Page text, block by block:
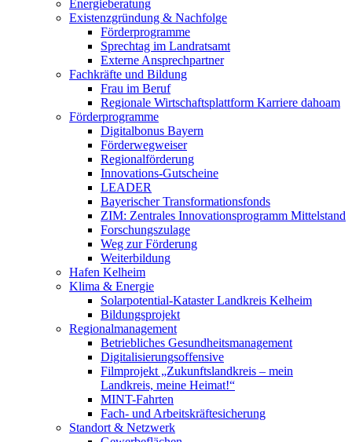
Energieberatung
Existenzgründung & Nachfolge
Förderprogramme
Sprechtag im Landratsamt
Externe Ansprechpartner
Fachkräfte und Bildung
Frau im Beruf
Regionale Wirtschaftsplattform Karriere dahoam
Förderprogramme
Digitalbonus Bayern
Förderwegweiser
Regionalförderung
Innovations-Gutscheine
LEADER
Bayerischer Transformationsfonds
ZIM: Zentrales Innovationsprogramm Mittelstand
Forschungszulage
Weg zur Förderung
Weiterbildung
Hafen Kelheim
Klima & Energie
Solarpotential-Kataster Landkreis Kelheim
Bildungsprojekt
Regionalmanagement
Betriebliches Gesundheitsmanagement
Digitalisierungsoffensive
Filmprojekt „Zukunftslandkreis – mein
Landkreis, meine Heimat!“
MINT-Fahrten
Fach- und Arbeitskräftesicherung
Standort & Netzwerk